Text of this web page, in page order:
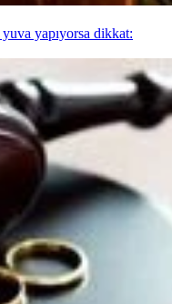
yapıyorsa dikkat: